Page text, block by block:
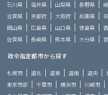
石川県
福井県 山梨県 長野県
滋賀県
京都府 大阪府 兵庫県
岡山県
広島県 山口県 徳島県
佐賀県
長崎県 熊本県 大分県
政令指定都市から探す
札幌市 道北 道東 道南 道央
東京市部
千葉市 横浜市 川崎市